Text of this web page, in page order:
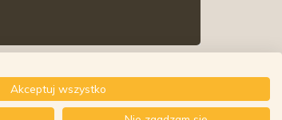
Akceptuj wszystko